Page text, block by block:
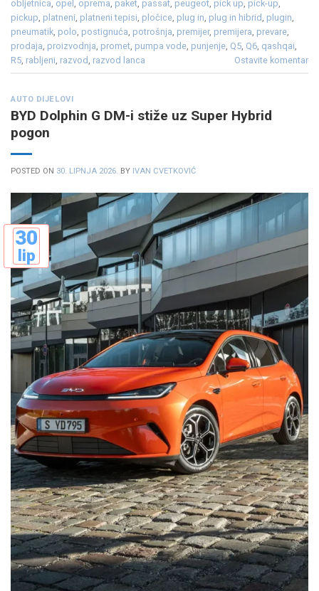
obljetnica opel oprema paket passat peugeot pick up pick-up
pickup platneni platneni tepisi pločice plug in plug in hibrid plugin
pneumatik polo postignuća potrošnja premijer, premijera prevare
prodaja proizvodnja promet pumpa vode punjenje Q5 Q6 qashqai
R5 rabljeni razvod razvod lanca Ostavite komentar
AUTO DIJELOVI
BYD Dolphin G DM-i stiže uz Super Hybrid
pogon
POSTED ON 30. LIPNJA 2026. BY IVAN CVETKOVIĆ
30
lip